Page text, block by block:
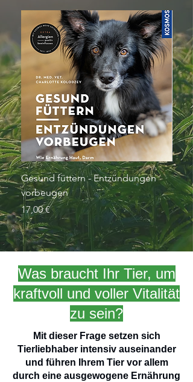
Gesund füttern - Entzündungen
vorbeugen
Preis
17,00 €
500g
Preis
8,35 €
Was braucht Ihr Tier, um
kraftvoll und voller Vitalität
zu sein?
Mit dieser Frage setzen sich
Tierliebhaber intensiv auseinander
und führen Ihrem Tier vor allem
durch eine ausgewogene Ernährung